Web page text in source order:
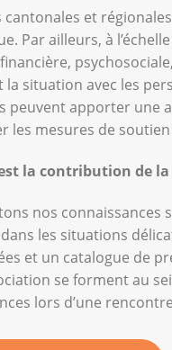
cantonales et
Par ailleurs, à
la situation avec les
peuvent apporter une
les mesures de
la contribution de
nos connaissances
les situations
et un catalogue de
se forment au
lors d’une